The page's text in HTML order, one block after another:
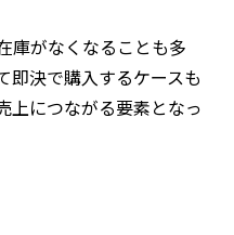
庫がなくなることも多
即決で購入するケースも
上につながる要素となっ